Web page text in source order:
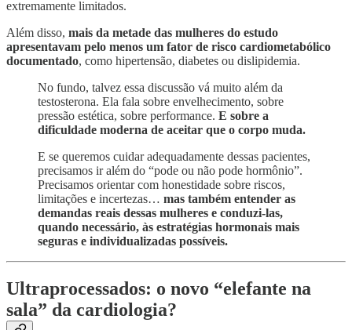
extremamente limitados.
Além disso, mais da metade das mulheres do estudo
apresentavam pelo menos um fator de risco cardiometabólico
documentado, como hipertensão, diabetes ou dislipidemia.
No fundo, talvez essa discussão vá muito além da
testosterona. Ela fala sobre envelhecimento, sobre
pressão estética, sobre performance. E sobre a
dificuldade moderna de aceitar que o corpo muda.
E se queremos cuidar adequadamente dessas pacientes,
precisamos ir além do “pode ou não pode hormônio”.
Precisamos orientar com honestidade sobre riscos,
limitações e incertezas… mas também entender as
demandas reais dessas mulheres e conduzi-las,
quando necessário, às estratégias hormonais mais
seguras e individualizadas possíveis.
Ultraprocessados: o novo “elefante na
sala” da cardiologia?